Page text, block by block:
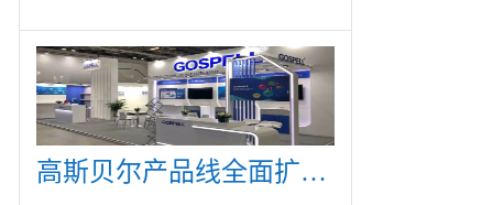
高斯贝尔产品线全面扩展，众多新产品亮相CommunicAsia 2019